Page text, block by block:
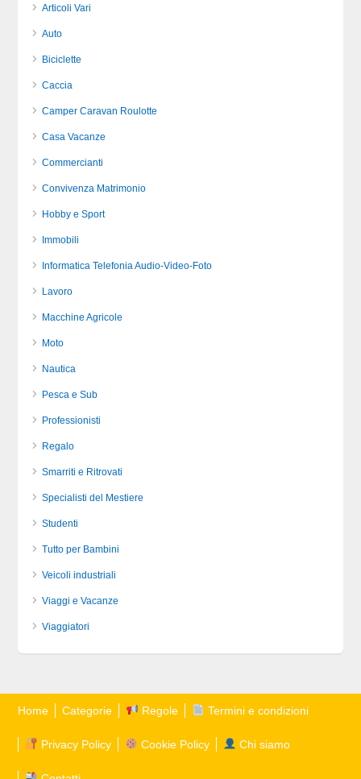
Articoli Vari
Auto
Biciclette
Caccia
Camper Caravan Roulotte
Casa Vacanze
Commercianti
Convivenza Matrimonio
Hobby e Sport
Immobili
Informatica Telefonia Audio-Video-Foto
Lavoro
Macchine Agricole
Moto
Nautica
Pesca e Sub
Professionisti
Regalo
Smarriti e Ritrovati
Specialisti del Mestiere
Studenti
Tutto per Bambini
Veicoli industriali
Viaggi e Vacanze
Viaggiatori
Home Categorie Regole Termini e condizioni
Privacy Policy Cookie Policy Chi siamo